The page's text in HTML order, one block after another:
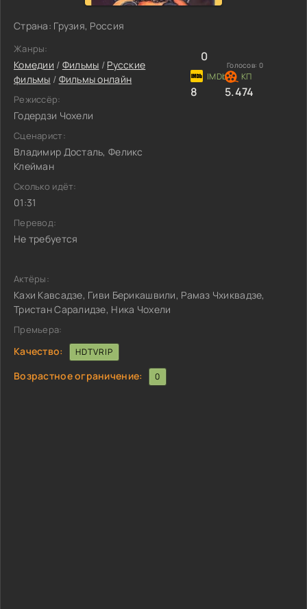
Страна: Грузия, Россия
Жанры:
Комедии / Фильмы / Русские
фильмы / Фильмы онлайн
Режиссёр:
Годердзи Чохели
Сценарист:
Владимир Досталь, Феликс
Клейман
Сколько идёт:
01:31
Перевод:
Не требуется
0
Голосов: 0
8 5.474
Актёры:
Кахи Кавсадзе, Гиви Берикашвили, Рамаз Чхиквадзе,
Тристан Саралидзе, Ника Чохели
Премьера:
Качество: HDTVRIP
Возрастное ограничение: 0